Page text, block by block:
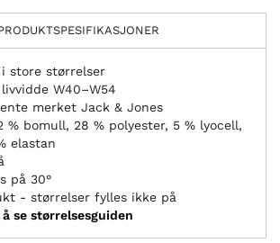
store størrelser
W40–W54
merket Jack & Jones
% bomull, 28 % polyester, 5 % lyocell,
elastan
på 30°
- størrelser fylles ikke på
se størrelsesguiden